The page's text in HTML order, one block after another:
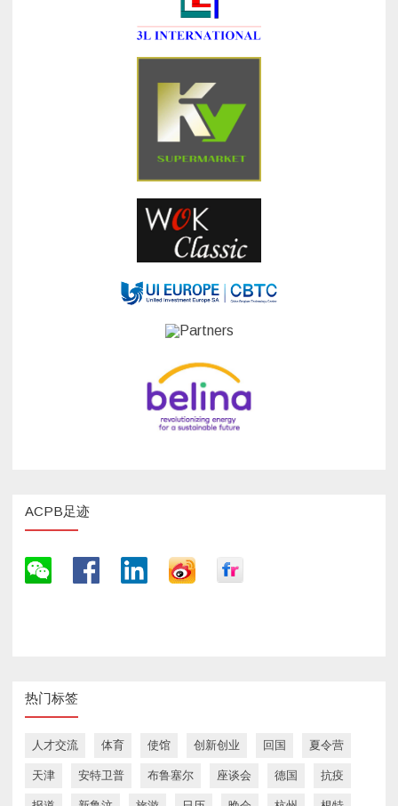
ACPB足迹
热门标签
人才交流 体育 使馆 创新创业 回国 夏令营
天津 安特卫普 布鲁塞尔 座谈会 德国 抗疫